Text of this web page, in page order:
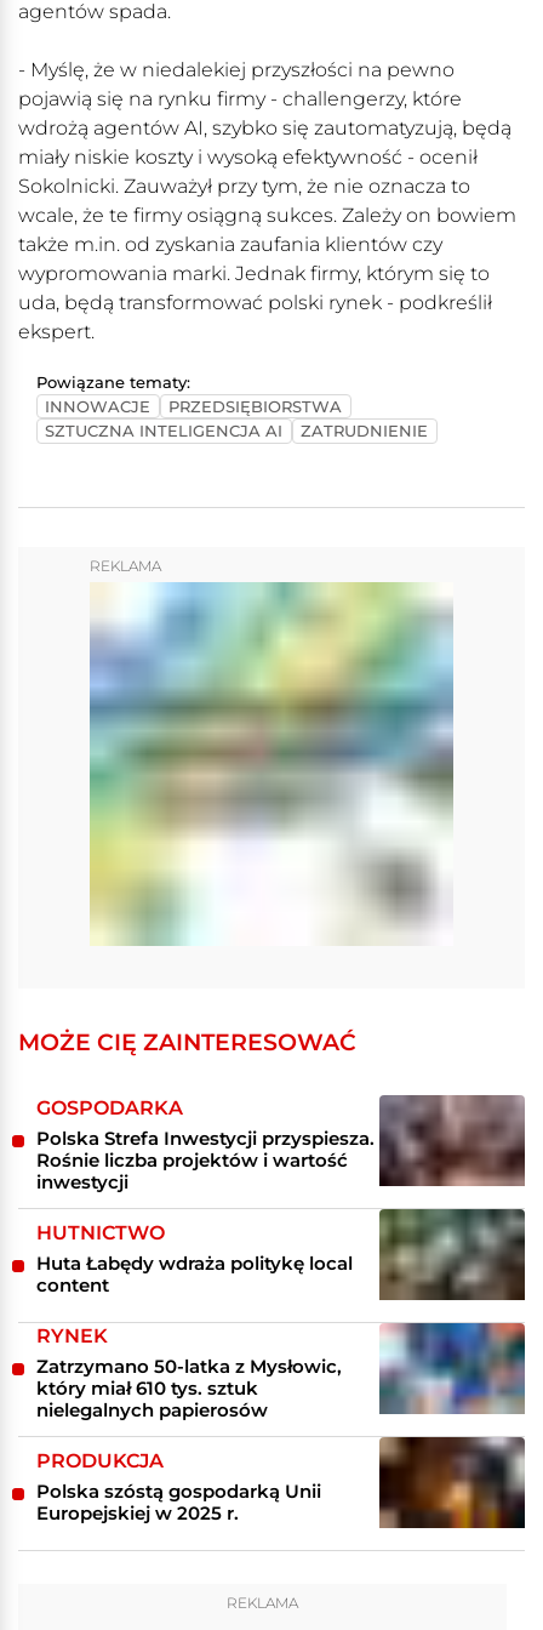
agentów spada.
- Myślę, że w niedalekiej przyszłości na pewno
pojawią się na rynku firmy - challengerzy, które
wdrożą agentów AI, szybko się zautomatyzują, będą
miały niskie koszty i wysoką efektywność - ocenił
Sokolnicki. Zauważył przy tym, że nie oznacza to
wcale, że te firmy osiągną sukces. Zależy on bowiem
także m.in. od zyskania zaufania klientów czy
wypromowania marki. Jednak firmy, którym się to
uda, będą transformować polski rynek - podkreślił
ekspert.
Powiązane tematy:
INNOWACJE
PRZEDSIĘBIORSTWA
SZTUCZNA INTELIGENCJA AI
ZATRUDNIENIE
REKLAMA
MOŻE CIĘ ZAINTERESOWAĆ
GOSPODARKA
Polska Strefa Inwestycji przyspiesza.
Rośnie liczba projektów i wartość
inwestycji
HUTNICTWO
Huta Łabędy wdraża politykę local
content
RYNEK
Zatrzymano 50-latka z Mysłowic,
który miał 610 tys. sztuk
nielegalnych papierosów
PRODUKCJA
Polska szóstą gospodarką Unii
Europejskiej w 2025 r.
REKLAMA